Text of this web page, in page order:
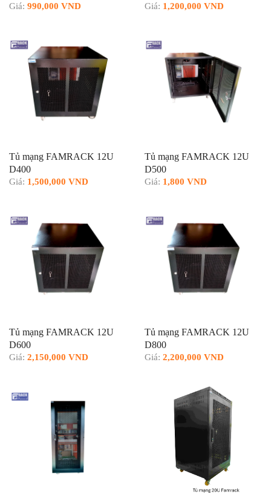
Giá: 990,000 VND Giá: 1,200,000 VND
Tủ mạng FAMRACK 12U
D400
Giá: 1,500,000 VND
Tủ mạng FAMRACK 12U
D500
Giá: 1,800 VND
Tủ mạng FAMRACK 12U
D600
Giá: 2,150,000 VND
Tủ mạng FAMRACK 12U
D800
Giá: 2,200,000 VND